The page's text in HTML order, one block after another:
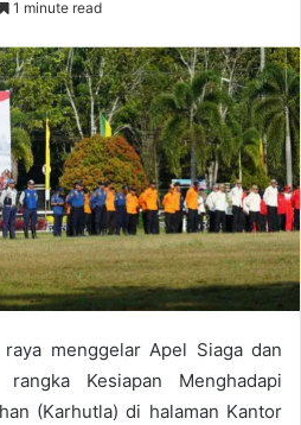
1 minute read
menggelar Apel Siaga dan
Kesiapan Menghadapi
(Karhutla) di halaman Kantor